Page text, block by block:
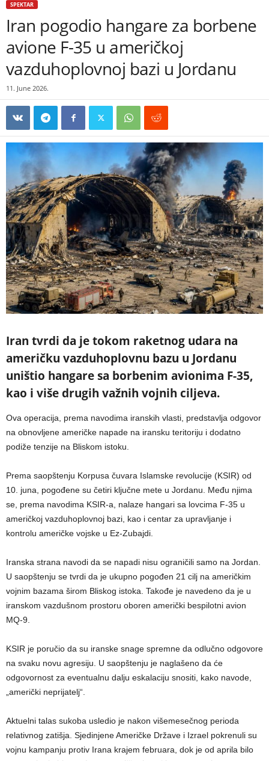
SPEKTAR
Iran pogodio hangare za borbene
avione F-35 u američkoj
vazduhoplovnoj bazi u Jordanu
11. June 2026.
Iran tvrdi da je tokom raketnog udara na
američku vazduhoplovnu bazu u Jordanu
uništio hangare sa borbenim avionima F-35,
kao i više drugih važnih vojnih ciljeva.
Ova operacija, prema navodima iranskih vlasti, predstavlja odgovor
na obnovljene američke napade na iransku teritoriju i dodatno
podiže tenzije na Bliskom istoku.
Prema saopštenju Korpusa čuvara Islamske revolucije (KSIR) od
10. juna, pogođene su četiri ključne mete u Jordanu. Među njima
se, prema navodima KSIR-a, nalaze hangari sa lovcima F-35 u
američkoj vazduhoplovnoj bazi, kao i centar za upravljanje i
kontrolu američke vojske u Ez-Zubajdi.
Iranska strana navodi da se napadi nisu ograničili samo na Jordan.
U saopštenju se tvrdi da je ukupno pogođen 21 cilj na američkim
vojnim bazama širom Bliskog istoka. Takođe je navedeno da je u
iranskom vazdušnom prostoru oboren američki bespilotni avion
MQ-9.
KSIR je poručio da su iranske snage spremne da odlučno odgovore
na svaku novu agresiju. U saopštenju je naglašeno da će
odgovornost za eventualnu dalju eskalaciju snositi, kako navode,
„američki neprijatelj“.
Aktuelni talas sukoba usledio je nakon višemesečnog perioda
relativnog zatišja. Sjedinjene Američke Države i Izrael pokrenuli su
vojnu kampanju protiv Irana krajem februara, dok je od aprila bilo